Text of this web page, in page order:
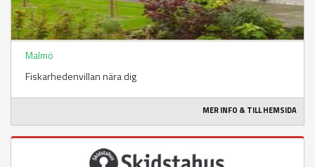
Malmö
Fiskarhedenvillan nära dig
MER INFO & TILL HEMSIDA